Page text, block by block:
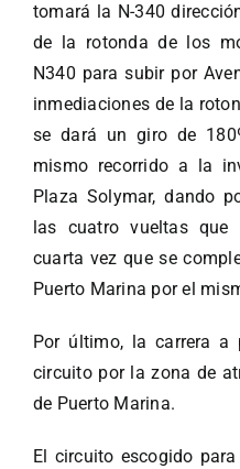
tomará la N-340
de la rotonda de los
N340 para subir por
inmediaciones de la
se dará un giro de
mismo recorrido a la
Plaza Solymar, dando
las cuatro vueltas que
cuarta vez que se
Puerto Marina por el
Por último, la carrera
circuito por la zona de
de Puerto Marina.
El circuito escogido